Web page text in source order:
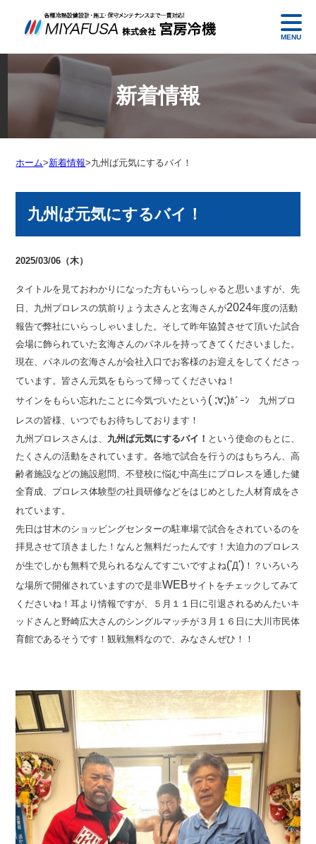
MENU
新着情報
ホーム>新着情報>九州ば元気にするバイ！
九州ば元気にするバイ！
2025/03/06（木）
タイトルを見ておわかりになった方もいらっしゃると思いますが、先
日、九州プロレスの筑前りょう太さんと玄海さんが2024年度の活動
報告で弊社にいらっしゃいました。そして昨年協賛させて頂いた試合
会場に飾られていた玄海さんのパネルを持ってきてくださいました。
現在、パネルの玄海さんが会社入口でお客様のお迎えをしてくださっ
ています。皆さん元気をもらって帰ってくださいね！
サインをもらい忘れたことに今気づいたという ( ;∀;)ｶﾞｰﾝ 九州プロ
レスの皆様、いつでもお待ちしております！
九州プロレスさんは、 九州ば元気にするバイ！ という使命のもとに、
たくさんの活動をされています。各地で試合を行うのはもちろん、高
齢者施設などの施設慰問、不登校に悩む中高生にプロレスを通した健
全育成、プロレス体験型の社員研修などをはじめとした人材育成をさ
れています。
先日は甘木のショッピングセンターの駐車場で試合をされているのを
拝見させて頂きました！なんと無料だったんです！大迫力のプロレス
が生でしかも無料で見られるなんてすごいですよね('Д') ！？いろいろ
な場所で開催されていますので是非WEBサイトをチェックしてみて
くださいね！耳より情報ですが、５月１１日に引退されるめんたいキ
ッドさんと野崎広大さんのシングルマッチが３月１６日に大川市民体
育館であるそうです！観戦無料なので、みなさんぜひ！！